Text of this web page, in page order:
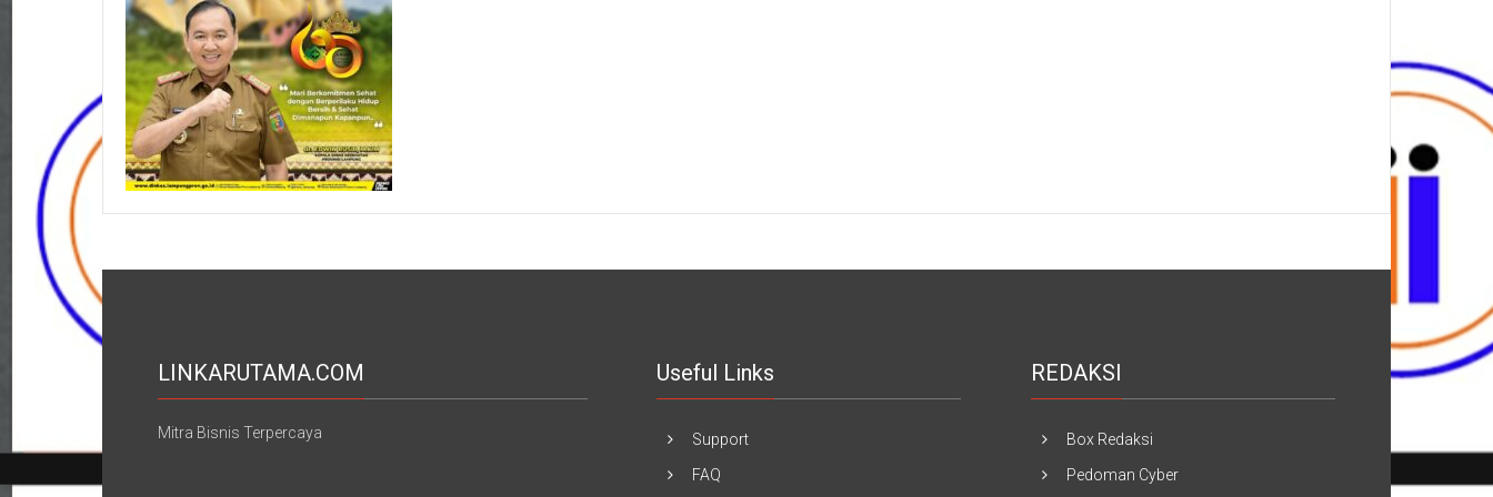
LINKARUTAMA.COM
Mitra Bisnis Terpercaya
Useful Links
Support
FAQ
REDAKSI
Box Redaksi
Pedoman Cyber